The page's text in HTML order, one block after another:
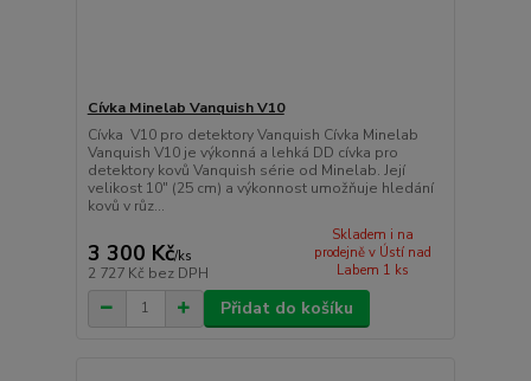
Cívka Minelab Vanquish V10
Cívka V10 pro detektory Vanquish Cívka Minelab
Vanquish V10 je výkonná a lehká DD cívka pro
detektory kovů Vanquish série od Minelab. Její
velikost 10" (25 cm) a výkonnost umožňuje hledání
kovů v růz...
3 300 Kč/ks
2 727 Kč bez DPH
Skladem i na
prodejně v Ústí nad
Labem 1 ks
Přidat do košíku